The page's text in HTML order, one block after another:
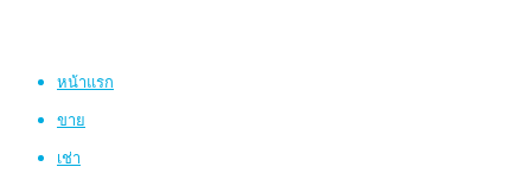
หน้าแรก
ขาย
เช่า